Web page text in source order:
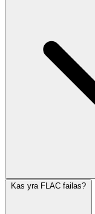
Kas yra FLAC failas?